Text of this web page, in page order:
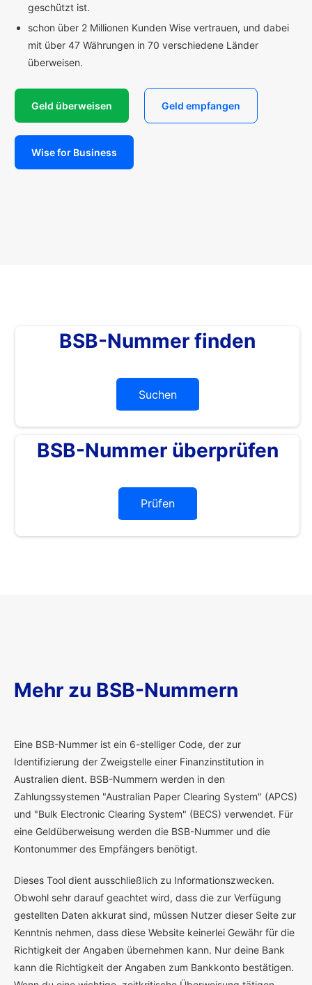
geschützt ist.
schon über 2 Millionen Kunden Wise vertrauen, und dabei
mit über 47 Währungen in 70 verschiedene Länder
überweisen.
Geld überweisen Geld empfangen
Wise for Business
BSB-Nummer finden
Suchen
BSB-Nummer überprüfen
Prüfen
Mehr zu BSB-Nummern
Eine BSB-Nummer ist ein 6-stelliger Code, der zur
Identifizierung der Zweigstelle einer Finanzinstitution in
Australien dient. BSB-Nummern werden in den
Zahlungssystemen "Australian Paper Clearing System" (APCS)
und "Bulk Electronic Clearing System" (BECS) verwendet. Für
eine Geldüberweisung werden die BSB-Nummer und die
Kontonummer des Empfängers benötigt.
Dieses Tool dient ausschließlich zu Informationszwecken.
Obwohl sehr darauf geachtet wird, dass die zur Verfügung
gestellten Daten akkurat sind, müssen Nutzer dieser Seite zur
Kenntnis nehmen, dass diese Website keinerlei Gewähr für die
Richtigkeit der Angaben übernehmen kann. Nur deine Bank
kann die Richtigkeit der Angaben zum Bankkonto bestätigen.